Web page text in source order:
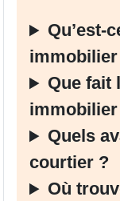
Qu’est-
immobilier
Que fait
immobilier
Quels
courtier ?
Où